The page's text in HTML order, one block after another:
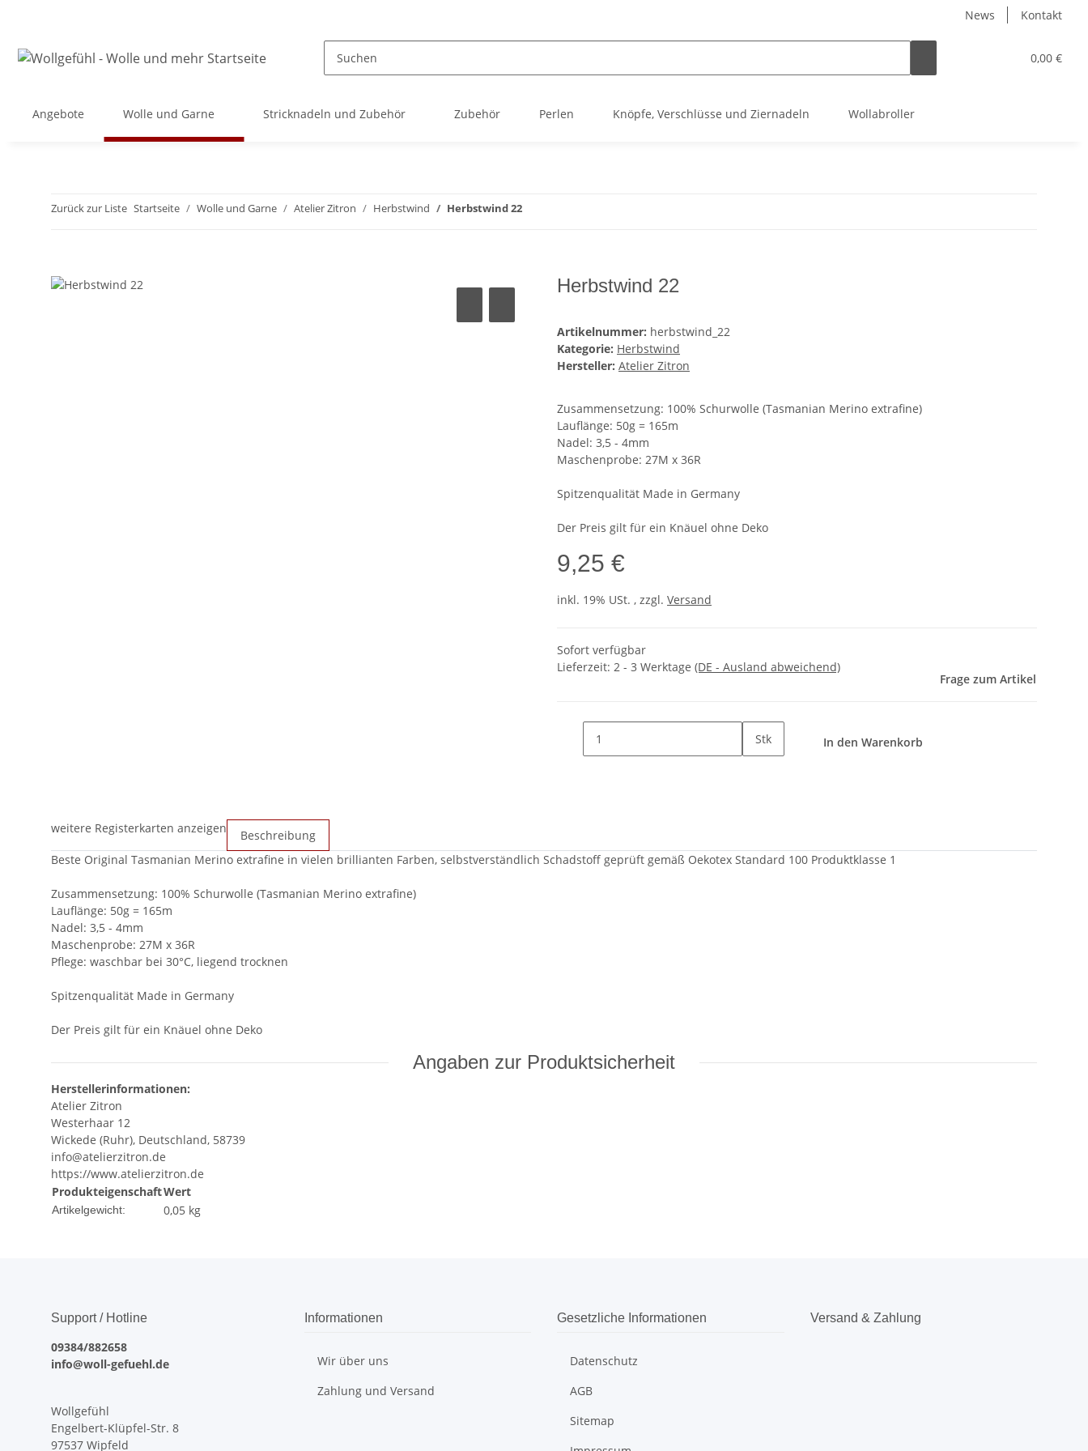
News Kontakt
0,00 €
Angebote Wolle und Garne Stricknadeln und Zubehör Zubehör Perlen Knöpfe, Verschlüsse und Ziernadeln Wollabroller
Zurück zur Liste Startseite Wolle und Garne Atelier Zitron Herbstwind Herbstwind 22
Herbstwind 22
Artikelnummer: herbstwind_22
Kategorie: Herbstwind
Hersteller: Atelier Zitron
Zusammensetzung: 100% Schurwolle (Tasmanian Merino extrafine)
Lauflänge: 50g = 165m
Nadel: 3,5 - 4mm
Maschenprobe: 27M x 36R
Spitzenqualität Made in Germany
Der Preis gilt für ein Knäuel ohne Deko
9,25 €
inkl. 19% USt. , zzgl. Versand
Sofort verfügbar
Lieferzeit: 2 - 3 Werktage (DE - Ausland abweichend)
Frage zum Artikel
Stk In den Warenkorb
weitere Registerkarten anzeigen
Beschreibung
Beste Original Tasmanian Merino extrafine in vielen brillianten Farben, selbstverständlich Schadstoff geprüft gemäß Oekotex Standard 100 Produktklasse 1
Zusammensetzung: 100% Schurwolle (Tasmanian Merino extrafine)
Lauflänge: 50g = 165m
Nadel: 3,5 - 4mm
Maschenprobe: 27M x 36R
Pflege: waschbar bei 30°C, liegend trocknen
Spitzenqualität Made in Germany
Der Preis gilt für ein Knäuel ohne Deko
Angaben zur Produktsicherheit
Herstellerinformationen:
Atelier Zitron
Westerhaar 12
Wickede (Ruhr), Deutschland, 58739
info@atelierzitron.de
https://www.atelierzitron.de
ProdukteigenschaftWert
Artikelgewicht: 0,05 kg
Support / Hotline
09384/882658
info@woll-gefuehl.de
Wollgefühl
Engelbert-Klüpfel-Str. 8
97537 Wipfeld
Informationen
Wir über uns
Zahlung und Versand
Gesetzliche Informationen
Datenschutz
AGB
Sitemap
Versand & Zahlung